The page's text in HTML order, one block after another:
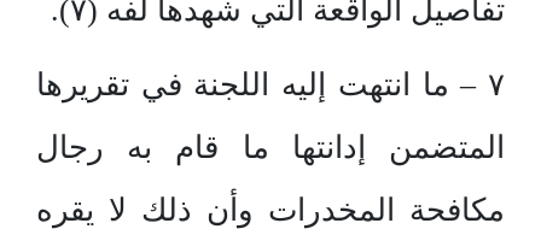
تفاصيل الواقعة التي شهدها لفه (٧).
٧ – ما انتهت إليه اللجنة في تقريرها
المتضمن إدانتها ما قام به رجال
مكافحة المخدرات وأن ذلك لا يقره